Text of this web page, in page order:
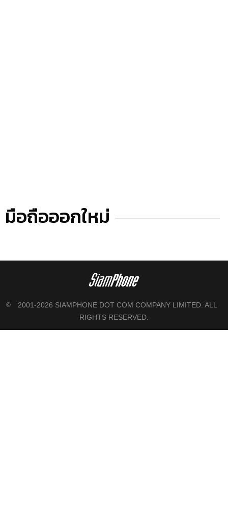
มือถือออกใหม่
©
2001-2026 SIAMPHONE DOT COM COMPANY LIMITED. ALL
RIGHTS RESERVED.